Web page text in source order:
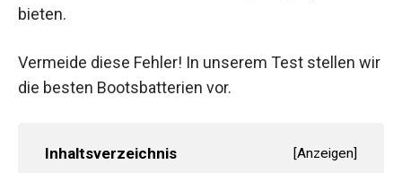
bieten.
Vermeide diese Fehler! In unserem Test stellen wir
die besten Bootsbatterien vor.
Inhaltsverzeichnis [Anzeigen]